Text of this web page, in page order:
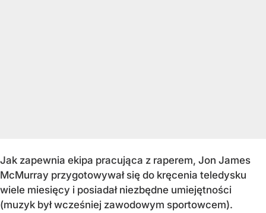
Jak zapewnia ekipa pracująca z raperem, Jon James
McMurray przygotowywał się do kręcenia teledysku
wiele miesięcy i posiadał niezbędne umiejętności
(muzyk był wcześniej zawodowym sportowcem).